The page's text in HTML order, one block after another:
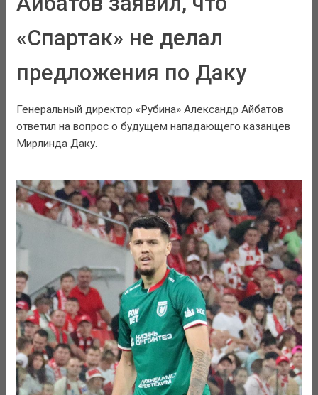
«Спартак» не делал
предложения по Даку
Генеральный директор «Рубина» Александр Айбатов
ответил на вопрос о будущем нападающего казанцев
Мирлинда Даку.